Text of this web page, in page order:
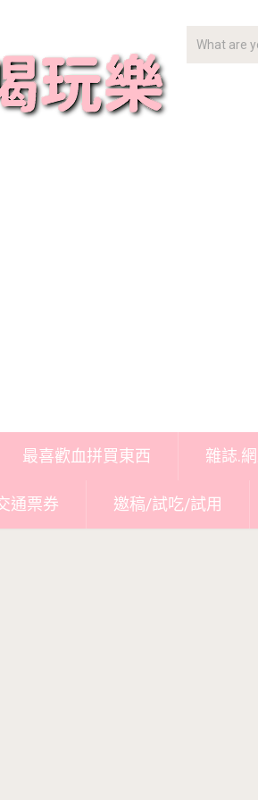
最喜歡血拼買東西 雜誌.
通票券 邀稿/試吃/試用